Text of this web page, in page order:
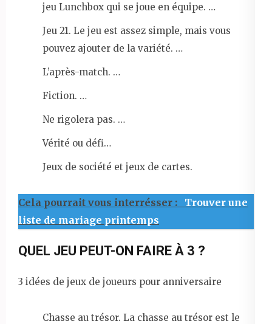
jeu Lunchbox qui se joue en équipe. …
Jeu 21. Le jeu est assez simple, mais vous
pouvez ajouter de la variété. …
L’après-match. …
Fiction. …
Ne rigolera pas. …
Vérité ou défi…
Jeux de société et jeux de cartes.
Cela pourrait vous interrésser :
Trouver une
liste de mariage printemps
QUEL JEU PEUT-ON FAIRE À 3 ?
3 idées de jeux de joueurs pour anniversaire
Chasse au trésor. La chasse au trésor est le